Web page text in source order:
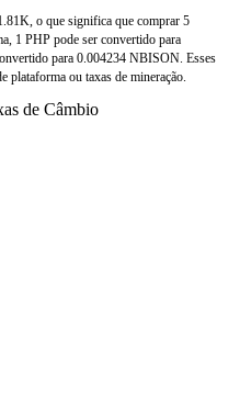
o que significa que comprar 5
1 PHP pode ser convertido para
para 0.004234 NBISON. Esses
plataforma ou taxas de mineração.
de Câmbio